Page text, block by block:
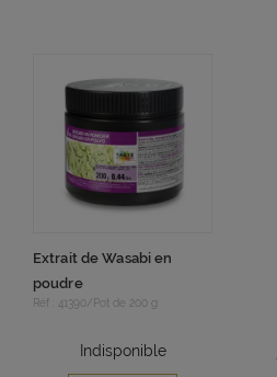
Extrait de Wasabi en
poudre
Réf : 41390/Pot de 200 g
Indisponible